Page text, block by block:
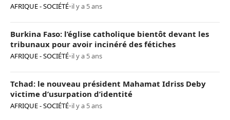
AFRIQUE - SOCIÉTÉ•il y a 5 ans
Burkina Faso: l’église catholique bientôt devant les
tribunaux pour avoir incinéré des fétiches
AFRIQUE - SOCIÉTÉ•il y a 5 ans
Tchad: le nouveau président Mahamat Idriss Deby
victime d’usurpation d’identité
AFRIQUE - SOCIÉTÉ•il y a 5 ans